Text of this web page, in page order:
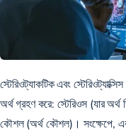
স্টেরিওট্যাকটিক এবং
অর্থ গ্রহণ করে: স্টেরিওস (যার অর্থ
কৌশল (অর্থ কৌশল)। সংক্ষেপে,